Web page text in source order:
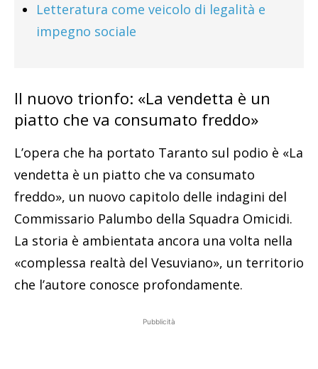
Letteratura come veicolo di legalità e
impegno sociale
Il nuovo trionfo: «La vendetta è un
piatto che va consumato freddo»
L’opera che ha portato Taranto sul podio è «La
vendetta è un piatto che va consumato
freddo», un nuovo capitolo delle indagini del
Commissario Palumbo della Squadra Omicidi.
La storia è ambientata ancora una volta nella
«complessa realtà del Vesuviano», un territorio
che l’autore conosce profondamente.
Pubblicità